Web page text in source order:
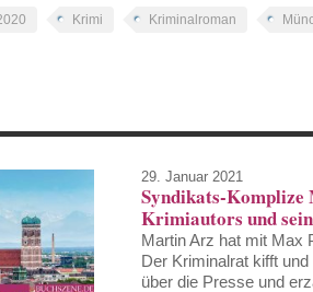
Krimi Kriminalroman
29. Januar 2021
Syndikats-Komplize
Krimiautors und
Martin Arz hat mit Max
Der Kriminalrat kifft
über die Presse und